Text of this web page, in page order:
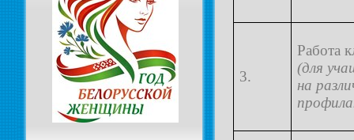
3.
Работа
(для
на